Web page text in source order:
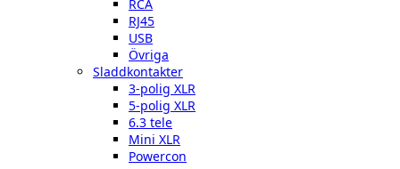
RCA
RJ45
USB
Övriga
Sladdkontakter
3-polig XLR
5-polig XLR
6.3 tele
Mini XLR
Powercon